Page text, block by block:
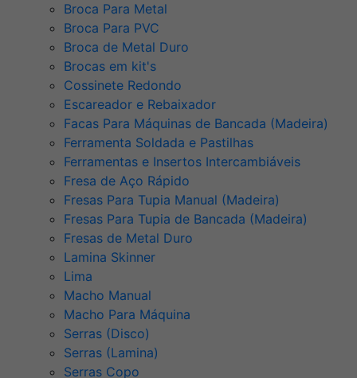
Broca Para Metal
Broca Para PVC
Broca de Metal Duro
Brocas em kit's
Cossinete Redondo
Escareador e Rebaixador
Facas Para Máquinas de Bancada (Madeira)
Ferramenta Soldada e Pastilhas
Ferramentas e Insertos Intercambiáveis
Fresa de Aço Rápido
Fresas Para Tupia Manual (Madeira)
Fresas Para Tupia de Bancada (Madeira)
Fresas de Metal Duro
Lamina Skinner
Lima
Macho Manual
Macho Para Máquina
Serras (Disco)
Serras (Lamina)
Serras Copo